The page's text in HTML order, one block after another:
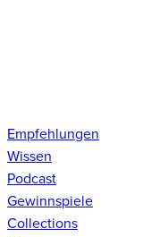
Empfehlungen
Wissen
Podcast
Gewinnspiele
Collections